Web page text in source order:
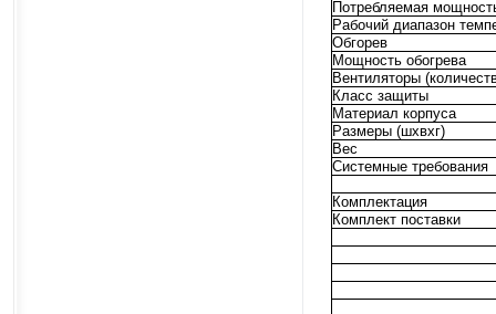
Потребляемая
Рабочий диапазон
Обгорев
Мощность обогрева
Вентиляторы
Класс защиты
Материал корпуса
Размеры (шхвхг)
Вес
Системные требования
Комплектация
Комплект поставки